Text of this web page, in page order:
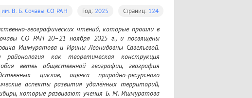
им. В. Б. Сочавы СО РАН Год: 2025 Страниц: 124
географических чтений, которые прошли в
СО РАН 20–21 ноября 2025 г., и посвящены
Ишмуратова и Ирины Леонидовны Савельевой.
как теоретическая конструкция
ветвь общественной географии, география
циклов, оценка природно-ресурсного
аспекты развития удалённых территорий,
которые развивают учения Б. М. Ишмуратова